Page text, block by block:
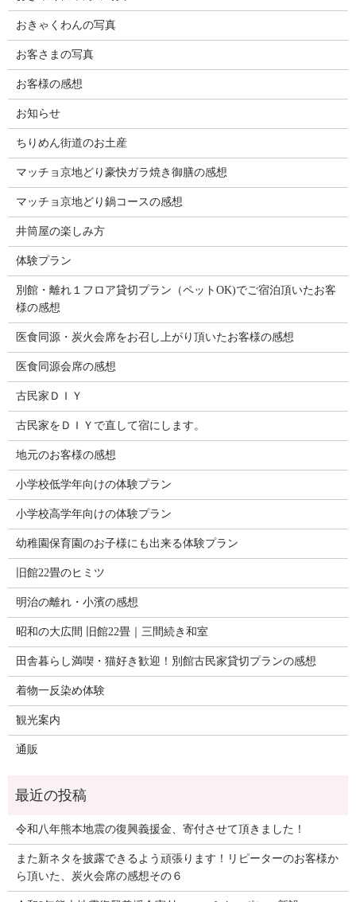
おきゃくわんの写真
お客さまの写真
お客様の感想
お知らせ
ちりめん街道のお土産
マッチョ京地どり豪快ガラ焼き御膳の感想
マッチョ京地どり鍋コースの感想
井筒屋の楽しみ方
体験プラン
別館・離れ１フロア貸切プラン（ペットOK)でご宿泊頂いたお客
様の感想
医食同源・炭火会席をお召し上がり頂いたお客様の感想
医食同源会席の感想
古民家ＤＩＹ
古民家をＤＩＹで直して宿にします。
地元のお客様の感想
小学校低学年向けの体験プラン
小学校高学年向けの体験プラン
幼稚園保育園のお子様にも出来る体験プラン
旧館22畳のヒミツ
明治の離れ・小濱の感想
昭和の大広間 旧館22畳｜三間続き和室
田舎暮らし満喫・猫好き歓迎！別館古民家貸切プランの感想
着物一反染め体験
観光案内
通販
令和八年熊本地震の復興義援金、寄付させて頂きました！
また新ネタを披露できるよう頑張ります！リピーターのお客様か
ら頂いた、炭火会席の感想その６